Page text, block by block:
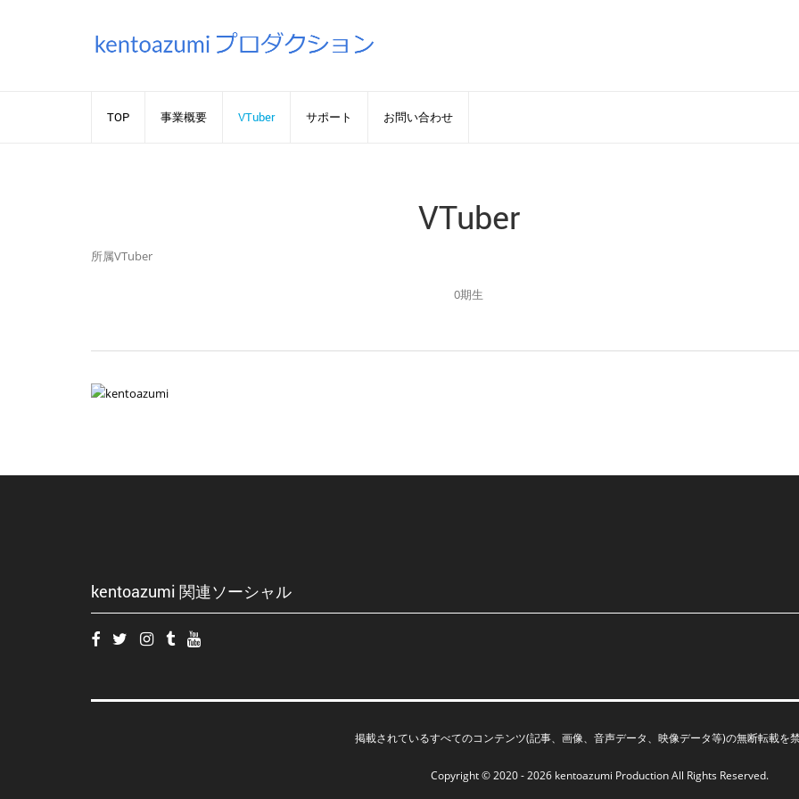
TOP 事業概要 VTuber サポート お問い合わせ
VTuber
所属VTuber
0期生
kentoazumi 関連ソーシャル
掲載されているすべてのコンテンツ(記事、画像、音声データ、映像データ等)の無断転載を禁
Copyright © 2020 - 2026 kentoazumi ProductionAll Rights Reserved.